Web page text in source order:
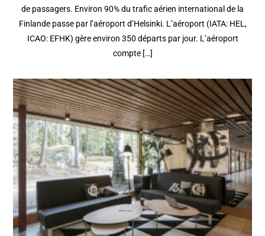
de passagers. Environ 90% du trafic aérien international de la
Finlande passe par l’aéroport d’Helsinki. L’aéroport (IATA: HEL,
ICAO: EFHK) gère environ 350 départs par jour. L’aéroport
compte […]